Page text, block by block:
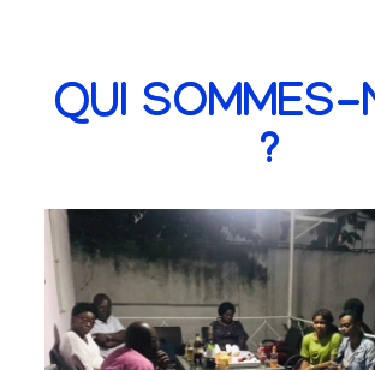
QUI SOMMES-
?